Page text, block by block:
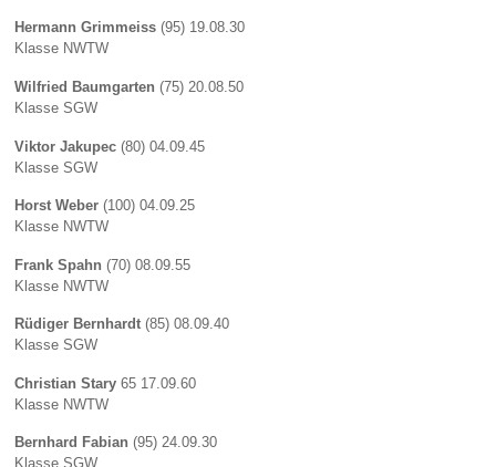
Hermann Grimmeiss (95) 19.08.30
Klasse NWTW
Wilfried Baumgarten (75) 20.08.50
Klasse SGW
Viktor Jakupec (80) 04.09.45
Klasse SGW
Horst Weber (100) 04.09.25
Klasse NWTW
Frank Spahn (70) 08.09.55
Klasse NWTW
Rüdiger Bernhardt (85) 08.09.40
Klasse SGW
Christian Stary 65 17.09.60
Klasse NWTW
Bernhard Fabian (95) 24.09.30
Klasse SGW